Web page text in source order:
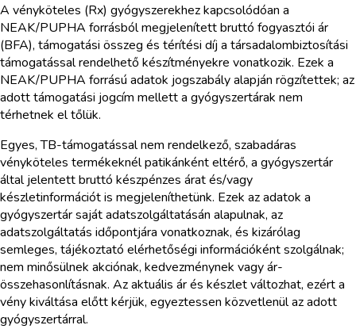
A vényköteles (Rx) gyógyszerekhez kapcsolódóan a
NEAK/PUPHA forrásból megjelenített bruttó fogyasztói ár
(BFA), támogatási összeg és térítési díj a társadalombiztosítási
támogatással rendelhető készítményekre vonatkozik. Ezek a
NEAK/PUPHA forrású adatok jogszabály alapján rögzítettek; az
adott támogatási jogcím mellett a gyógyszertárak nem
térhetnek el tőlük.
Egyes, TB-támogatással nem rendelkező, szabadáras
vényköteles termékeknél patikánként eltérő, a gyógyszertár
által jelentett bruttó készpénzes árat és/vagy
készletinformációt is megjeleníthetünk. Ezek az adatok a
gyógyszertár saját adatszolgáltatásán alapulnak, az
adatszolgáltatás időpontjára vonatkoznak, és kizárólag
semleges, tájékoztató elérhetőségi információként szolgálnak;
nem minősülnek akciónak, kedvezménynek vagy ár-
összehasonlításnak. Az aktuális ár és készlet változhat, ezért a
vény kiváltása előtt kérjük, egyeztessen közvetlenül az adott
gyógyszertárral.